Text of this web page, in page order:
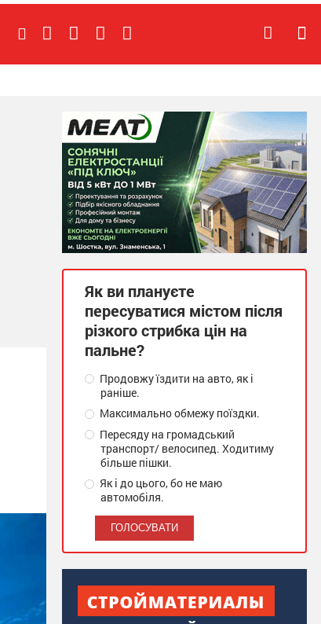
Як ви плануєте
пересуватися містом після
різкого стрибка цін на
пальне?
Продовжу їздити на авто, як і
раніше.
Максимально обмежу поїздки.
Пересяду на громадський
транспорт/ велосипед. Ходитиму
більше пішки.
Як і до цього, бо не маю
автомобіля.